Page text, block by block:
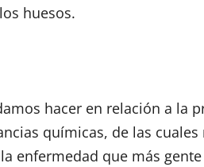
huesos.
hacer en relación a la
químicas, de las cuales
enfermedad que más